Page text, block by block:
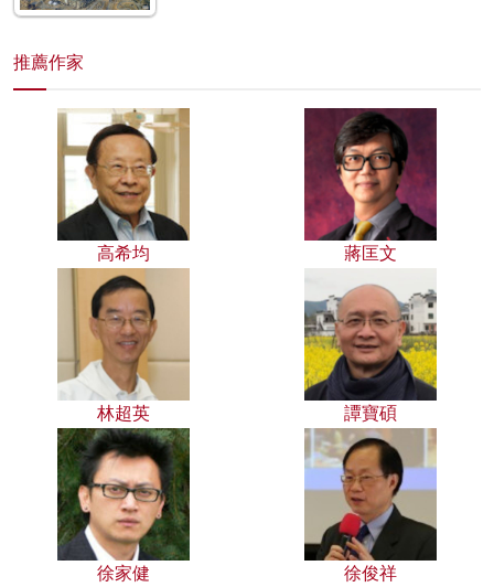
推薦作家
高希均 蔣匡文
林超英 譚寶碩
徐家健 徐俊祥